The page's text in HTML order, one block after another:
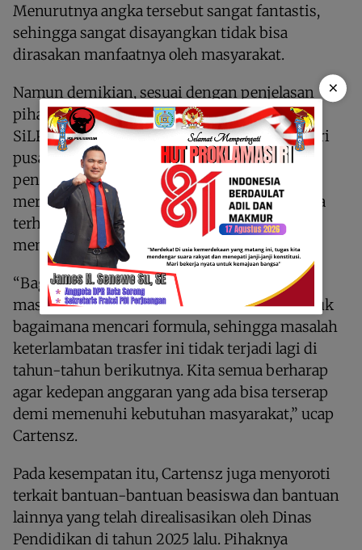
Menurutnya angka tersebut sangat fantastis,
sehingga sangat disayangkan tidak bisa
dirasakan manfaatnya oleh masyarakat.
Namun demikian, sesuai dengan penjelasan
pihak dinas, diketahui bahwa tingginya nilai
SiLPA dikarenakan keterlambatan tranfer dari
pusat, terutama dana Otsus. Hal ini menjadi
penghambat utama bagi OPD dalam
merealisasikan program dan kegiatan, karena
terhimpit waktu tahun anggaran yang tidak
memungkinkan.
“Bagian ini tentu kami terus memberikan
masukan dan catatan kepada setiap OPD untuk
bagaimana mencari formula, sehingga masalah
keterlambatan trasfer ini tidak terjadi lagi di
tahun-tahun berikutnya. Kita semua berharap
agar kedepan anggaran yang ada bisa terserap
demi memenuhi kebutuhan masyarakat,” ucap
Cartensz.
Pada kesempatan itu, Cartensz juga menyoroti
terkait bantuan-bantuan beasiswa dan bantuan
lainnya yang telah direalisasikan oleh Dinas
Pendidikan di tahun 2025 lalu. Pihaknya
×